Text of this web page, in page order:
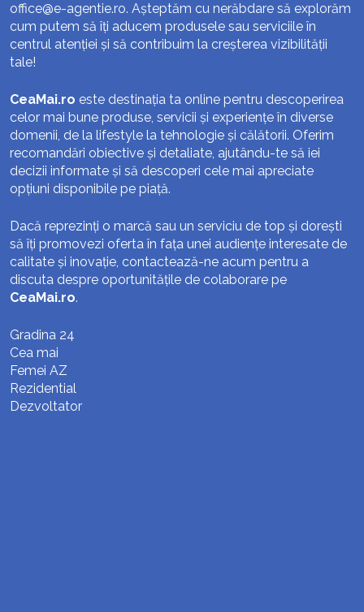
office@e-agentie.ro. Așteptăm cu nerăbdare să explorăm
cum putem să îți aducem produsele sau serviciile în
centrul atenției și să contribuim la creșterea vizibilității
tale!
CeaMai.ro este destinația ta online pentru descoperirea
celor mai bune produse, servicii și experiențe în diverse
domenii, de la lifestyle la tehnologie și călătorii. Oferim
recomandări obiective și detaliate, ajutându-te să iei
decizii informate și să descoperi cele mai apreciate
opțiuni disponibile pe piață.
Dacă reprezinți o marcă sau un serviciu de top și dorești
să îți promovezi oferta în fața unei audiențe interesate de
calitate și inovație, contactează-ne acum pentru a
discuta despre oportunitățile de colaborare pe
CeaMai.ro.
Gradina 24
Cea mai
Femei AZ
Rezidential
Dezvoltator